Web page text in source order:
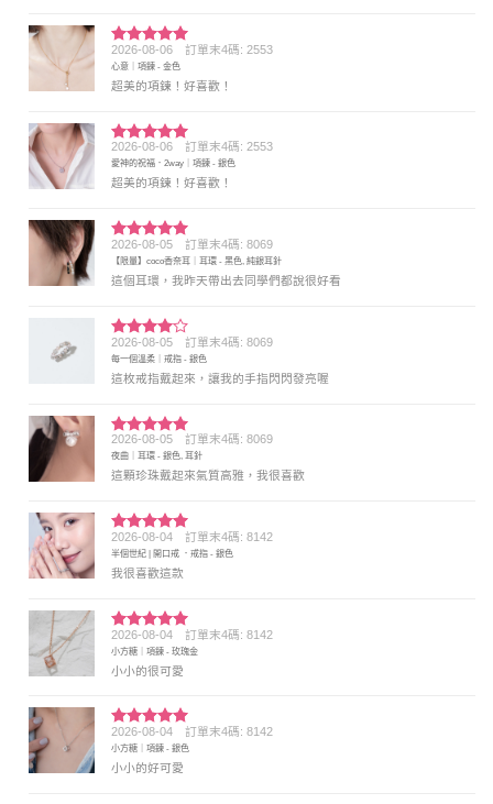
評分5 滿
分 5
2026-08-06 訂單末4碼: 2553
心意｜項鍊 - 金色
超美的項鍊！好喜歡！
評分5 滿
分 5
2026-08-06 訂單末4碼: 2553
愛神的祝福．2way｜項鍊 - 銀色
超美的項鍊！好喜歡！
評分5 滿
分 5
2026-08-05 訂單末4碼: 8069
【限量】coco香奈耳｜耳環 - 黑色, 純銀耳針
這個耳環，我昨天帶出去同學們都說很好看
評分4
滿分 5
2026-08-05 訂單末4碼: 8069
每一個溫柔｜戒指 - 銀色
這枚戒指戴起來，讓我的手指閃閃發亮喔
評分5 滿
分 5
2026-08-05 訂單末4碼: 8069
夜曲｜耳環 - 銀色, 耳針
這顆珍珠戴起來氣質高雅，我很喜歡
評分5 滿
分 5
2026-08-04 訂單末4碼: 8142
半個世紀 | 開口戒 ．戒指 - 銀色
我很喜歡這款
評分5滿
分 5
2026-08-04 訂單末4碼: 8142
小方糖｜項鍊 - 玫瑰金
小小的很可愛
評分5 滿
分 5
2026-08-04 訂單末4碼: 8142
小方糖｜項鍊 - 銀色
小小的好可愛